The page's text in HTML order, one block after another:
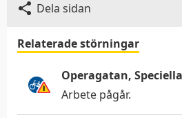
Dela sidan
Relaterade störningar
Operagatan,
Arbete pågår.